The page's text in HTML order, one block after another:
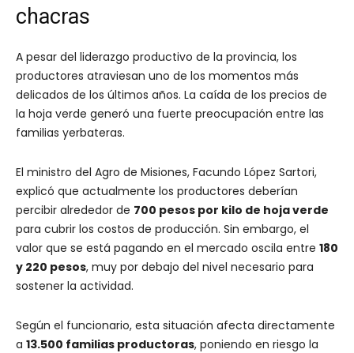
chacras
A pesar del liderazgo productivo de la provincia, los
productores atraviesan uno de los momentos más
delicados de los últimos años. La caída de los precios de
la hoja verde generó una fuerte preocupación entre las
familias yerbateras.
El ministro del Agro de Misiones, Facundo López Sartori,
explicó que actualmente los productores deberían
percibir alrededor de 700 pesos por kilo de hoja verde
para cubrir los costos de producción. Sin embargo, el
valor que se está pagando en el mercado oscila entre 180
y 220 pesos, muy por debajo del nivel necesario para
sostener la actividad.
Según el funcionario, esta situación afecta directamente
a 13.500 familias productoras, poniendo en riesgo la